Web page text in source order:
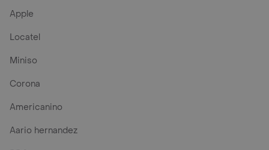
Apple
Locatel
Miniso
Corona
Americanino
Aario hernandez